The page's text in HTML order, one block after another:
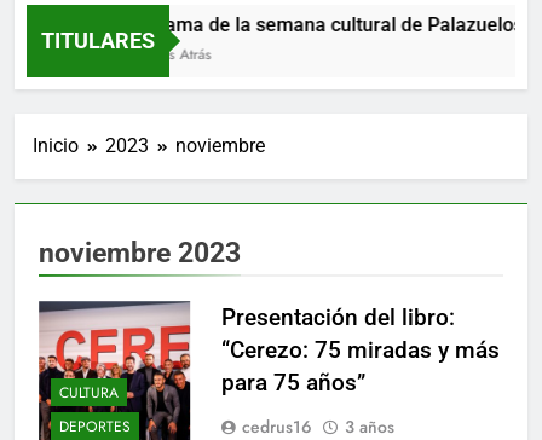
TITULARES
Programa de la semana cultural de Palazuelos de
19 Horas Atrás
Inicio 2023 noviembre
noviembre 2023
CULTURA
DEPORTES
Presentación del libro:
“Cerezo: 75 miradas y más
para 75 años”
cedrus16
3 años